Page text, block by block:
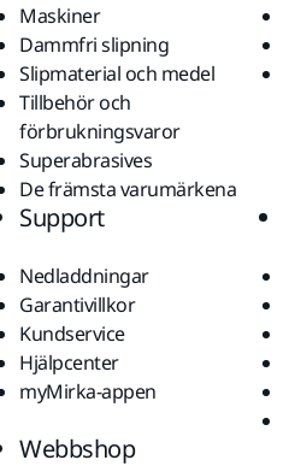
Maskiner
Dammfri slipning
Slipmaterial och medel
Tillbehör och
förbrukningsvaror
Superabrasives
De främsta varumärkena
Support
Nedladdningar
Garantivillkor
Kundservice
Hjälpcenter
myMirka-appen
Webbshop